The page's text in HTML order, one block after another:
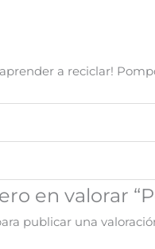
a reciclar!
en valorar
publicar una